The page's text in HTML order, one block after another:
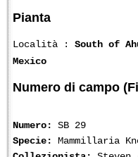
Pianta
Località : South of
Mexico
Numero di campo
Numero:
SB 29
Specie:
Mammillaria